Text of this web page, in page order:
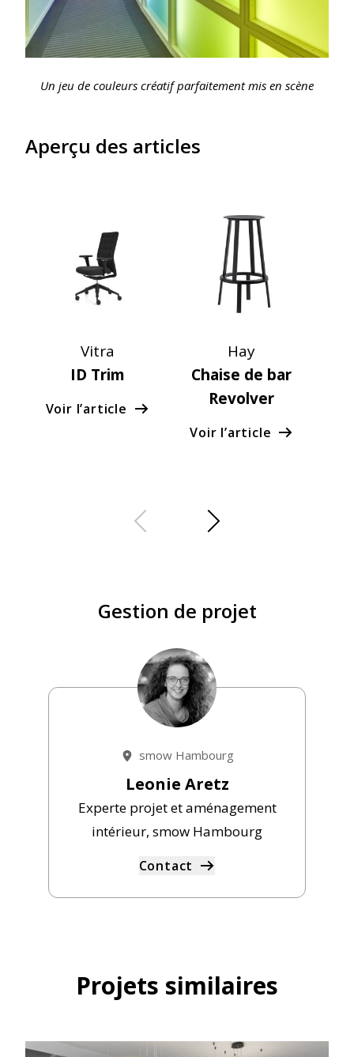
Un jeu de couleurs créatif parfaitement mis en scène
Aperçu des articles
Vitra
ID Trim
Voir l’article
Hay
Chaise de bar
Revolver
Voir l’article
Gestion de projet
smow Hambourg
Leonie Aretz
Experte projet et aménagement
intérieur, smow Hambourg
Contact
Projets similaires